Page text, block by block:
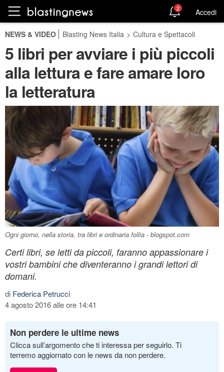
2 Accedi
NEWS & VIDEO Blasting News Italia > Cultura e Spettacoli
5 libri per avviare i più piccoli
alla lettura e fare amare loro
la letteratura
Ogni giorno, nella storia, tra libri e ordinaria follia - blogspot.com
Certi libri, se letti da piccoli, faranno appassionare i
vostri bambini che diventeranno i grandi lettori di
domani.
di Federica Petrucci
4 agosto 2016 alle ore 14:41
Non perdere le ultime news
Clicca sull’argomento che ti interessa per seguirlo. Ti
terremo aggiornato con le news da non perdere.